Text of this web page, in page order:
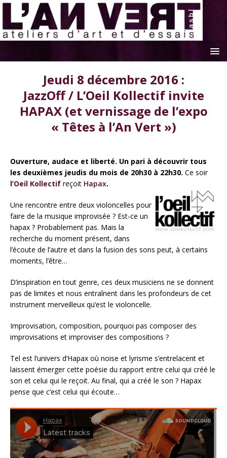
Jeudi 8 décembre 2016 :
JazzOff / L’Oeil Kollectif invite
HAPAX (et vernissage de l’expo
« Têtes à l’An Vert »)
Ouverture, audace et liberté. Un pari à découvrir tous
les deuxièmes jeudis du mois de 20h30 à 22h30. Ce soir
l’Oeil Kollectif reçoit Hapax.
Une rencontre entre deux violoncelles pour
faire de la musique improvisée ? Est-ce un
hapax ? Probablement pas. Mais la
recherche du moment présent, dans
l’écoute de l’autre et dans la fusion des sons peut, à certains
moments, l’être…
D’inspiration en tout genre, ces deux musiciens ne se donnent
pas de limites et nous entraînent dans les profondeurs de cet
instrument merveilleux qu’est le violoncelle.
Improvisation, composition, pourquoi pas composer des
improvisations et improviser des compositions ?
Tel est l’univers d’Hapax où noise et lyrisme s’entrelacent et
laissent émerger cette poésie du rapport entre celui qui créé le
son et celui qui le reçoit. Au final, qui a créé le son ? Hapax
pense que c’est celui qui écoute…